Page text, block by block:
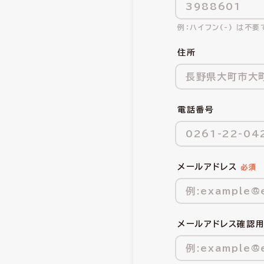
ハイフン(-) は不要
住所
電話番号
メールアドレス
メールアドレス確認